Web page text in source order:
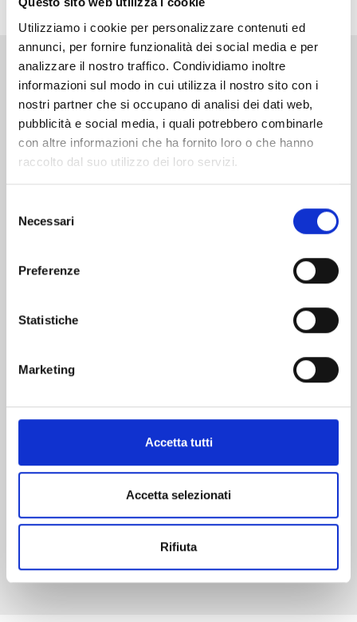
Utilizziamo i cookie per personalizzare contenuti ed
annunci, per fornire funzionalità dei social media e per
analizzare il nostro traffico. Condividiamo inoltre
informazioni sul modo in cui utilizza il nostro sito con i
nostri partner che si occupano di analisi dei dati web,
pubblicità e social media, i quali potrebbero combinarle
con altre informazioni che ha fornito loro o che hanno
raccolto dal suo utilizzo dei loro servizi.
delNecessari
Preferenze
Statistiche
Marketing
Accetta tutti
Accetta selezionati
Rifiuta
Altri volumi della serie
Mostra tutto